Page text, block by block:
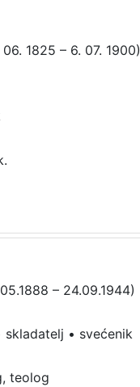
1825 – 6. 07. 1900)
– 24.09.1944)
skladatelj • svećenik
teolog